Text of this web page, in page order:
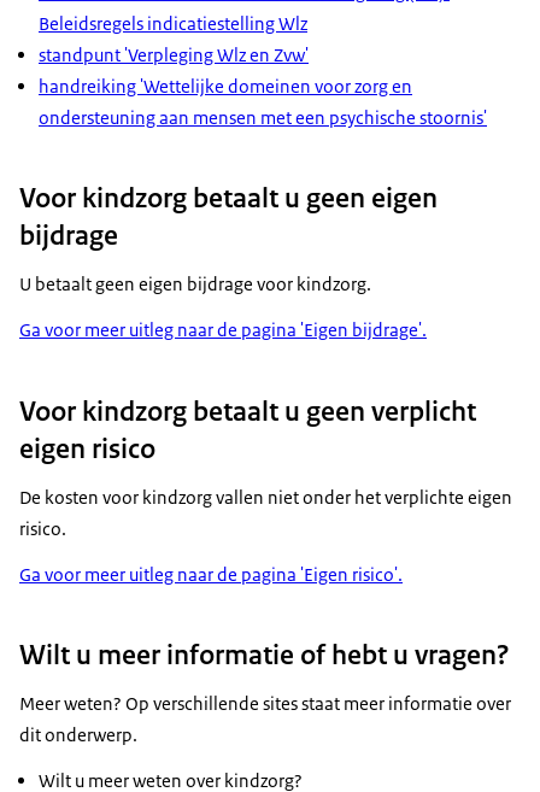
Beleidsregels indicatiestelling Wlz
standpunt 'Verpleging Wlz en Zvw'
handreiking 'Wettelijke domeinen voor zorg en
ondersteuning aan mensen met een psychische stoornis'
Voor kindzorg betaalt u geen eigen
bijdrage
U betaalt geen eigen bijdrage voor kindzorg.
Ga voor meer uitleg naar de pagina 'Eigen bijdrage'.
Voor kindzorg betaalt u geen verplicht
eigen risico
De kosten voor kindzorg vallen niet onder het verplichte eigen
risico.
Ga voor meer uitleg naar de pagina 'Eigen risico'.
Wilt u meer informatie of hebt u vragen?
Meer weten? Op verschillende sites staat meer informatie over
dit onderwerp.
Wilt u meer weten over kindzorg?